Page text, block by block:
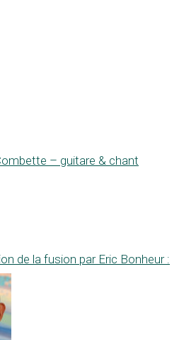
– guitare & chant
de la fusion par Eric Bonheur :